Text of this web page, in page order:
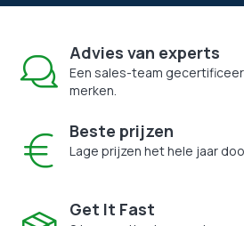
Advies van experts
Een sales-team
merken.
Beste prijzen
Lage prijzen het hele jaar
Get It Fast